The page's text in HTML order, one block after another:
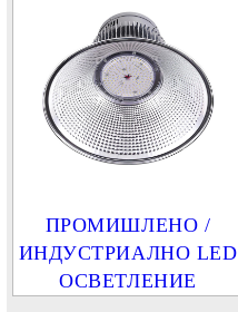
ПРОМИШЛЕНО /
ИНДУСТРИАЛНО LED
ОСВЕТЛЕНИЕ